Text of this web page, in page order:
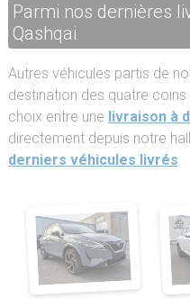
Parmi nos dernières
Qashqai
Autres véhicules partis de
destination des quatre
choix entre une livraison à
directement depuis notre
derniers véhicules livrés.